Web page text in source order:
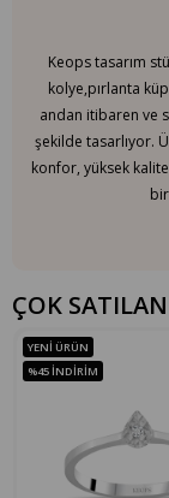
Keops tasarım
kolye,pırlanta
andan itibaren ve
şekilde tasarlıyor.
konfor, yüksek kalite
ÇOK
YENI ÜRÜN
%45 İNDIRIM